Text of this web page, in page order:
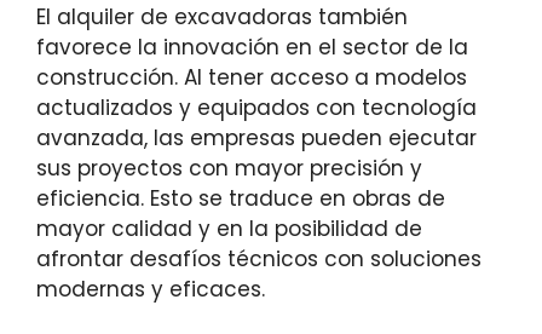
El alquiler de excavadoras también
favorece la innovación en el sector de la
construcción. Al tener acceso a modelos
actualizados y equipados con tecnología
avanzada, las empresas pueden ejecutar
sus proyectos con mayor precisión y
eficiencia. Esto se traduce en obras de
mayor calidad y en la posibilidad de
afrontar desafíos técnicos con soluciones
modernas y eficaces.